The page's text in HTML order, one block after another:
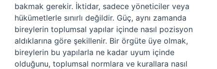
bakmak gerekir. İktidar, sadece yöneticiler veya
hükümetlerle sınırlı değildir. Güç, aynı zamanda
bireylerin toplumsal yapılar içinde nasıl pozisyon
aldıklarına göre şekillenir. Bir örgüte üye olmak,
bireylerin bu yapılarla ne kadar uyum içinde
olduğunu, toplumsal normlara ve kurallara nasıl